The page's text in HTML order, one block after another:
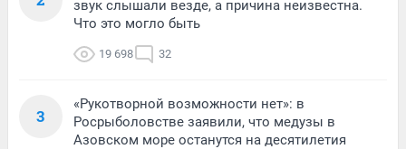
звук слышали везде, а причина неизвестна.
Что это могло быть
19 698 32
3
«Рукотворной возможности нет»: в
Росрыболовстве заявили, что медузы в
Азовском море останутся на десятилетия